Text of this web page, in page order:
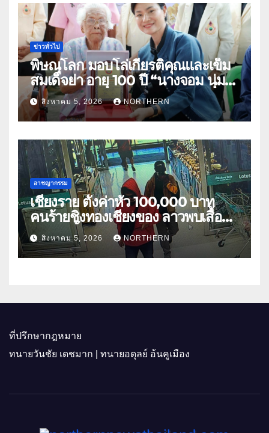
ข่าวทั่วไป
พิษณุโลก มอบโล่เกียรติคุณและเข็ม
สมเด็จย่า อายุ 100 ปี “นางจอม นุ่ม
เนตร” ตำบลบ้านกร่าง อำเภอเมือง
สิงหาคม 5, 2026 NORTHERN
อาชญากรรม
เชียงราย ตั้งค่าหัว 100,000 บาท
คนร้ายชิงทองเชียงของ ลาวพบเสื้อผ้า
คนร้ายตั้งจุดตรวจตามเส้นทาง
สิงหาคม 5, 2026 NORTHERN
ที่ปรึกษากฎหมาย
ทนายวันชัย เดชมาก | ทนายอดุลย์ อ้นคูเมือง